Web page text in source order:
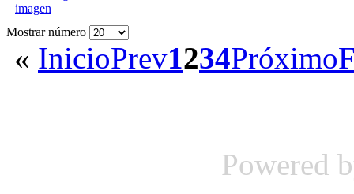
Mostrar número
« InicioPrev1234Próximo
Powered